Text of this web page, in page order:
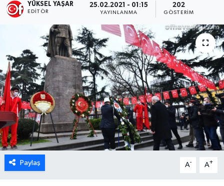
YÜKSEL YAŞAR
EDITÖR
25.02.2021 - 01:15
YAYINLANMA
202
GÖSTERIM
Paylaş A- A+
Tüm Manşetler
Son Dakika Haberleri
Haber Arşivi